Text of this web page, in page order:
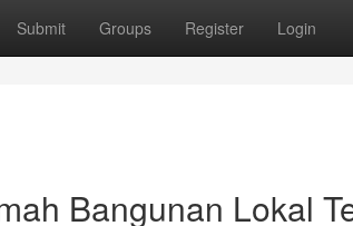
Submit Groups Register Login
Bangunan Lokal